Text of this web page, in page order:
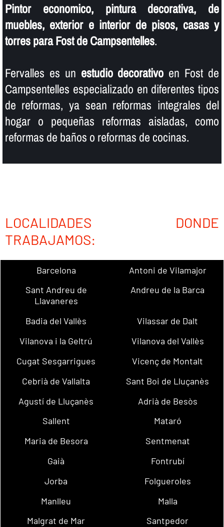
Pintor economico, pintura decorativa, de
muebles, exterior e interior de pisos, casas y
torres para Fost de Campsentelles.
Fervalles es un estudio decorativo en Fost de
Campsentelles especializado en diferentes tipos
de reformas, ya sean reformas integrales del
hogar o pequeñas reformas aisladas, como
reformas de baños o reformas de cocinas.
LOCALIDADES DONDE
TRABAJAMOS:
Barcelona
Antoni de Vilamajor
Sant Andreu de
Llavaneres
Andreu de la Barca
Badia del Vallès
Vilassar de Dalt
Vilanova i la Geltrú
Vilanova del Vallès
Cugat Sesgarrigues
Vicenç de Montalt
Cebrià de Vallalta
Sant Boi de Lluçanès
Agustí de Lluçanès
Adrià de Besòs
Sallent
Mataró
Maria de Besora
Sentmenat
Gaià
Fontrubí
Jorba
Folgueroles
Manlleu
Malla
Malgrat de Mar
Santpedor